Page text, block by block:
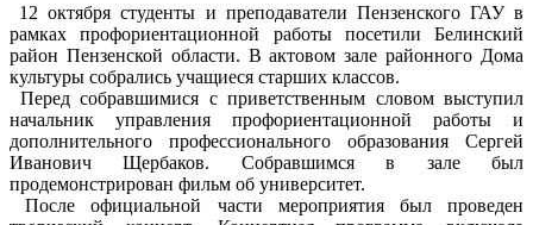
12 октября студенты и преподаватели Пензенского ГАУ в
рамках профориентационной работы посетили Белинский
район Пензенской области. В актовом зале районного Дома
культуры собрались учащиеся старших классов.
Перед собравшимися с приветственным словом выступил
начальник управления профориентационной работы и
дополнительного профессионального образования Сергей
Иванович Щербаков. Собравшимся в зале был
продемонстрирован фильм об университет.
После официальной части мероприятия был проведен